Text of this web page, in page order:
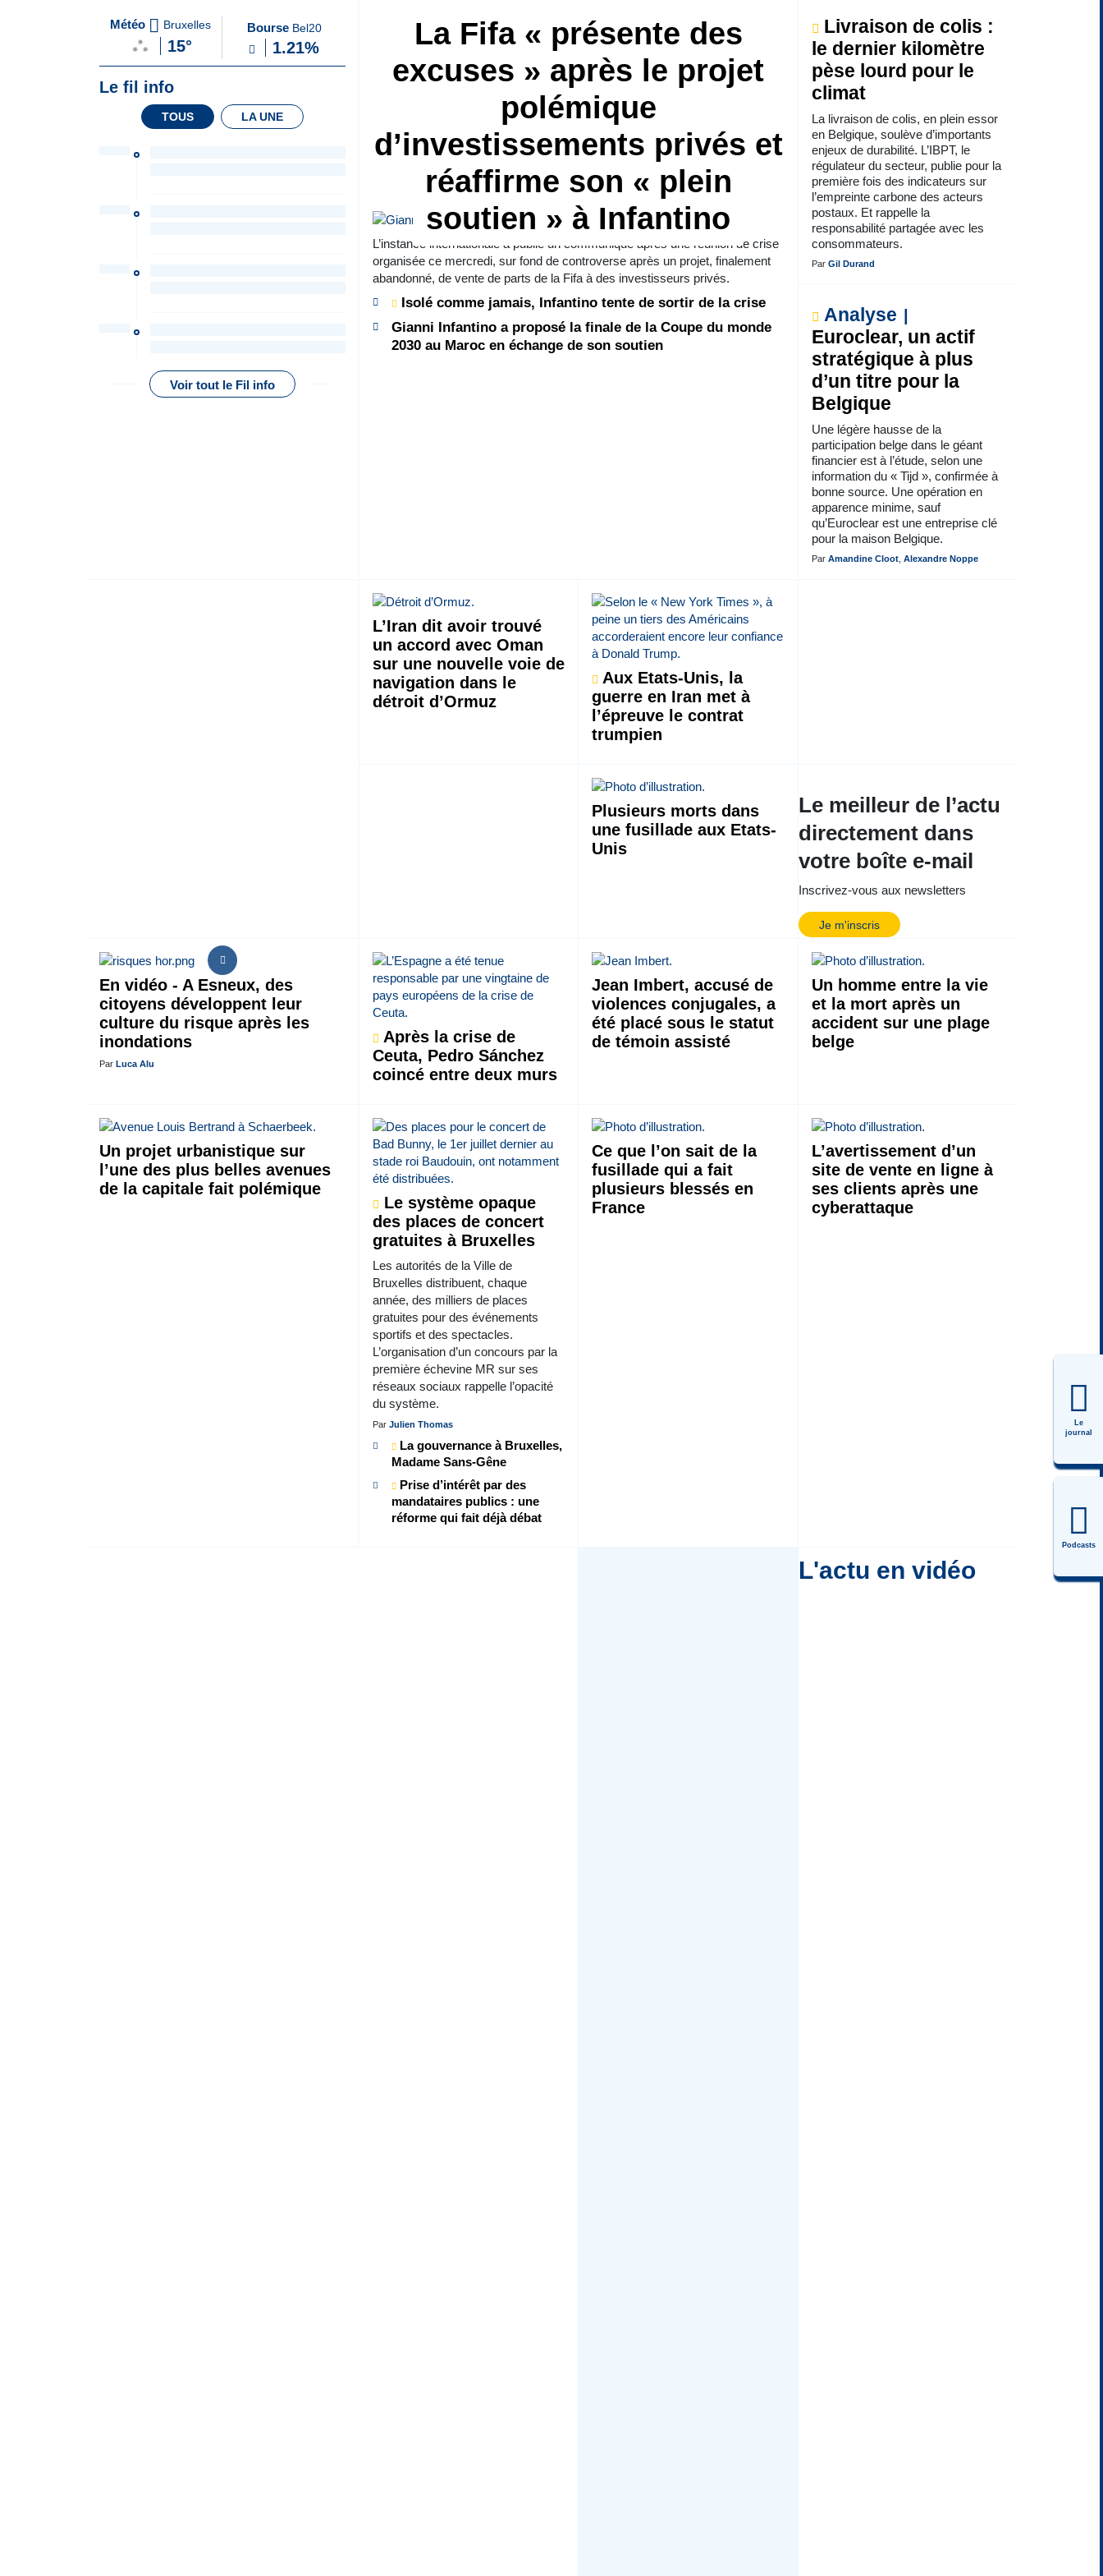
Le
journal
Podcasts
du Soir
Une
La Fifa « présente des
excuses » après le projet
polémique
d’investissements privés et
réaffirme son « plein
soutien » à Infantino
L’instance internationale a publié un communiqué après une réunion de crise
organisée ce mercredi, sur fond de controverse après un projet, finalement
abandonné, de vente de parts de la Fifa à des investisseurs privés.
Isolé comme jamais, Infantino tente de sortir de la crise
Gianni Infantino a proposé la finale de la Coupe du monde
2030 au Maroc en échange de son soutien
Livraison de colis :
le dernier kilomètre
pèse lourd pour le
climat
La livraison de colis, en plein essor
en Belgique, soulève d’importants
enjeux de durabilité. L’IBPT, le
régulateur du secteur, publie pour la
première fois des indicateurs sur
l’empreinte carbone des acteurs
postaux. Et rappelle la
responsabilité partagée avec les
consommateurs.
Par Gil Durand
Analyse
Euroclear, un actif
stratégique à plus
d’un titre pour la
Belgique
Une légère hausse de la
participation belge dans le géant
financier est à l’étude, selon une
information du « Tijd », confirmée à
bonne source. Une opération en
apparence minime, sauf
qu’Euroclear est une entreprise clé
pour la maison Belgique.
Par Amandine Cloot, Alexandre Noppe
L’Iran dit avoir trouvé
un accord avec Oman
sur une nouvelle voie de
navigation dans le
détroit d’Ormuz
Aux Etats-Unis, la
guerre en Iran met à
l’épreuve le contrat
trumpien
Plusieurs morts dans
une fusillade aux Etats-
Unis
Météo Bruxelles
15°
Bourse Bel20
1.21%
Le fil info
LA UNE
TOUS
Voir tout le Fil info
Le meilleur de l’actu
directement dans
votre boîte e-mail
Inscrivez-vous aux newsletters
Je m'inscris
En vidéo - A Esneux, des
citoyens développent leur
culture du risque après les
inondations
Par Luca Alu
Après la crise de
Ceuta, Pedro Sánchez
coincé entre deux murs
Jean Imbert, accusé de
violences conjugales, a
été placé sous le statut
de témoin assisté
Un homme entre la vie
et la mort après un
accident sur une plage
belge
Un projet urbanistique sur
l’une des plus belles avenues
de la capitale fait polémique
Le système opaque
des places de concert
gratuites à Bruxelles
Les autorités de la Ville de
Bruxelles distribuent, chaque
année, des milliers de places
gratuites pour des événements
sportifs et des spectacles.
L’organisation d’un concours par la
première échevine MR sur ses
réseaux sociaux rappelle l’opacité
du système.
Par Julien Thomas
La gouvernance à Bruxelles,
Madame Sans-Gêne
Prise d’intérêt par des
mandataires publics : une
réforme qui fait déjà débat
Ce que l’on sait de la
fusillade qui a fait
plusieurs blessés en
France
L’avertissement d’un
site de vente en ligne à
ses clients après une
cyberattaque
L'actu en vidéo